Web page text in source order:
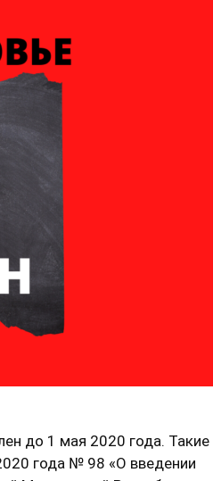
до 1 мая 2020 года. Такие
года № 98 «О введении